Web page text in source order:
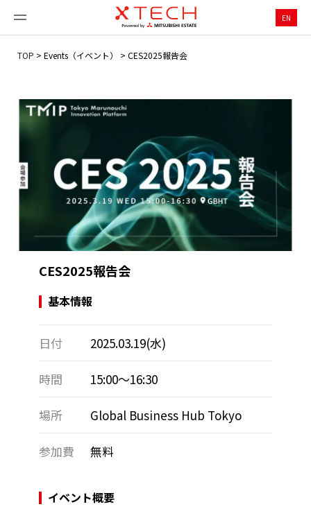
EN
TOP > Events（イベント） > CES2025報告会
CES2025報告会
基本情報
日付 2025.03.19(水)
時間 15:00～16:30
場所 Global Business Hub Tokyo
参加費 無料
イベント概要